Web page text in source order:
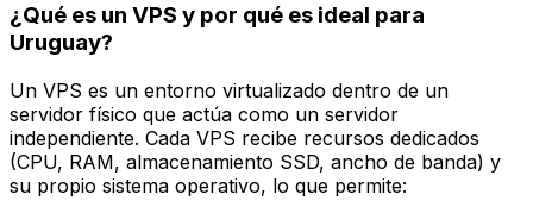
¿Qué es un VPS y por qué es ideal para
Uruguay?
Un VPS es un entorno virtualizado dentro de un
servidor físico que actúa como un servidor
independiente. Cada VPS recibe recursos dedicados
(CPU, RAM, almacenamiento SSD, ancho de banda) y
su propio sistema operativo, lo que permite: